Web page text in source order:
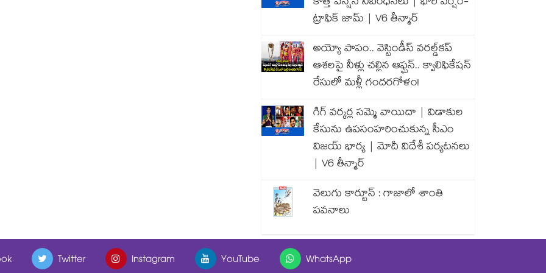
ట్రాఫిక్ జామ్ | V6 తీన్మార్
అయ్యో పాపం.. వెస్టిండీస్ వరల్డ్‌కప్
ఆశలపై నీళ్లు చల్లిన ఆఫ్ఘన్.. క్వాలిఫికేషన్
రేసులో మళ్లీ గందరగోళం!
గిగ్ వర్కర్ల సమ్మె వాయిదా | విడాకుల
కేసును ఉపసంహరించుకున్న సీఎం
విజయ్ భార్య | మోదీ విదేశీ పర్యటనలు
| V6 తీన్మార్
వెలుగు కార్టూన్ : గాజాలో శాంతి
పవనాలు
Twitter Instagram YouTube WhatsApp